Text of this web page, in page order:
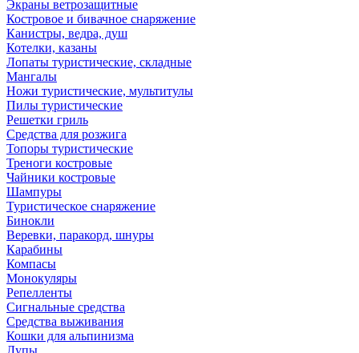
Экраны ветрозащитные
Костровое и бивачное снаряжение
Канистры, ведра, душ
Котелки, казаны
Лопаты туристические, складные
Мангалы
Ножи туристические, мультитулы
Пилы туристические
Решетки гриль
Средства для розжига
Топоры туристические
Треноги костровые
Чайники костровые
Шампуры
Туристическое снаряжение
Бинокли
Веревки, паракорд, шнуры
Карабины
Компасы
Монокуляры
Репелленты
Сигнальные средства
Средства выживания
Кошки для альпинизма
Лупы